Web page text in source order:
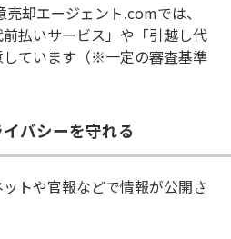
売却エージェント.comでは、
払いサービス」や「引越し代
ています（※一定の審査基準
バシーを守れる
トや官報などで情報が公開さ